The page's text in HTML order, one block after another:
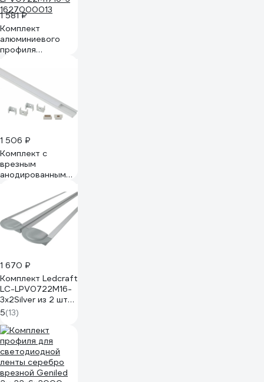
1 581 ₽
Комплект
алюминиевого
профиля
экраном и
заглушками LC-
LPV0722M1716-3
1627000013
1 506 ₽
Комплект с
врезным
анодированным
2206-set-4
22х6мм 2м
серебристый 4 шт
Б0073023
1 670 ₽
Комплект Ledcraft
LC-LPV0722M16-
3x2Silver из 2 шт
серебро (3м
профиль+3м
рассеиватель+2
заглушки)
1616340003
5(13)